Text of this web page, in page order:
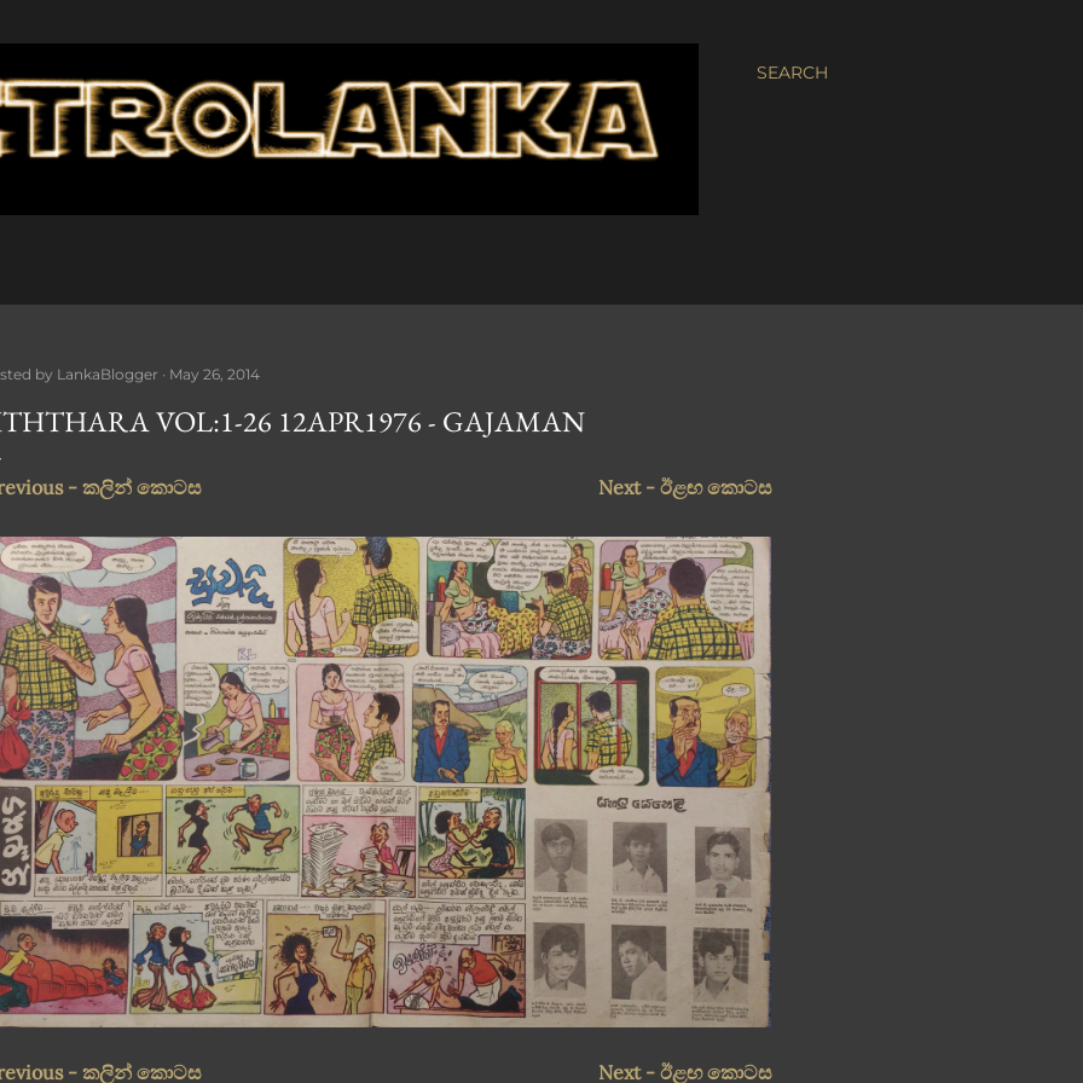
SEARCH
by LankaBlogger May 26, 2014
VOL:1-26 12APR1976 - GAJAMAN
- කලින් කොටස Next - ඊළඟ කොටස
- කලින් කොටස Next - ඊළඟ කොටස